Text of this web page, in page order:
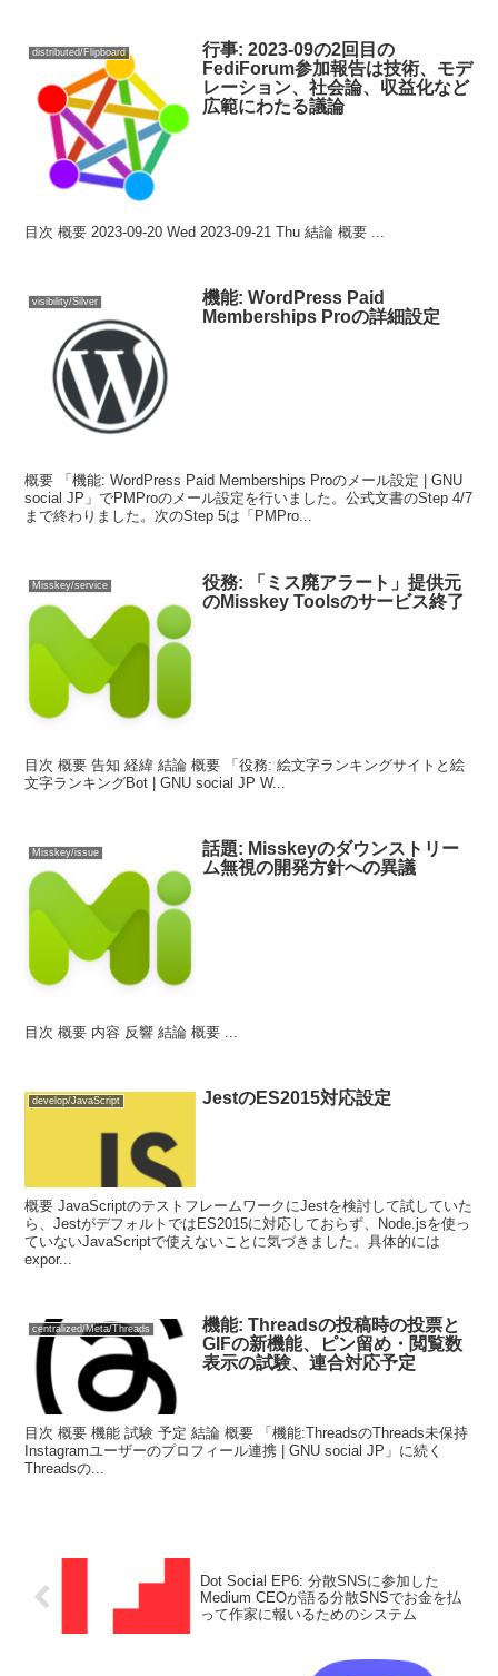
distributed/Flipboard
行事: 2023-09の2回目の
FediForum参加報告は技術、モデ
レーション、社会論、収益化など
広範にわたる議論
目次 概要 2023-09-20 Wed 2023-09-21 Thu 結論 概要 ...
visibility/Silver
機能: WordPress Paid
Memberships Proの詳細設定
概要 「機能: WordPress Paid Memberships Proのメール設定 | GNU
social JP」でPMProのメール設定を行いました。公式文書のStep 4/7
まで終わりました。次のStep 5は「PMPro...
Misskey/service
役務: 「ミス廃アラート」提供元
のMisskey Toolsのサービス終了
目次 概要 告知 経緯 結論 概要 「役務: 絵文字ランキングサイトと絵
文字ランキングBot | GNU social JP W...
Misskey/issue
話題: Misskeyのダウンストリー
ム無視の開発方針への異議
目次 概要 内容 反響 結論 概要 ...
develop/JavaScript JestのES2015対応設定
概要 JavaScriptのテストフレームワークにJestを検討して試していた
ら、JestがデフォルトではES2015に対応しておらず、Node.jsを使っ
ていないJavaScriptで使えないことに気づきました。具体的には
expor...
centralized/Meta/Threads
機能: Threadsの投稿時の投票と
GIFの新機能、ピン留め・閲覧数
表示の試験、連合対応予定
目次 概要 機能 試験 予定 結論 概要 「機能:ThreadsのThreads未保持
Instagramユーザーのプロフィール連携 | GNU social JP」に続く
Threadsの...
Dot Social EP6: 分散SNSに参加した
Medium CEOが語る分散SNSでお金を払
って作家に報いるためのシステム